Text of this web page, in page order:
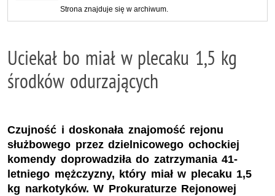
Strona znajduje się w archiwum.
Uciekał bo miał w plecaku 1,5 kg
środków odurzających
Czujność i doskonała znajomość rejonu
służbowego przez dzielnicowego ochockiej
komendy doprowadziła do zatrzymania 41-
letniego mężczyzny, który miał w plecaku 1,5
kg narkotyków. W Prokuraturze Rejonowej